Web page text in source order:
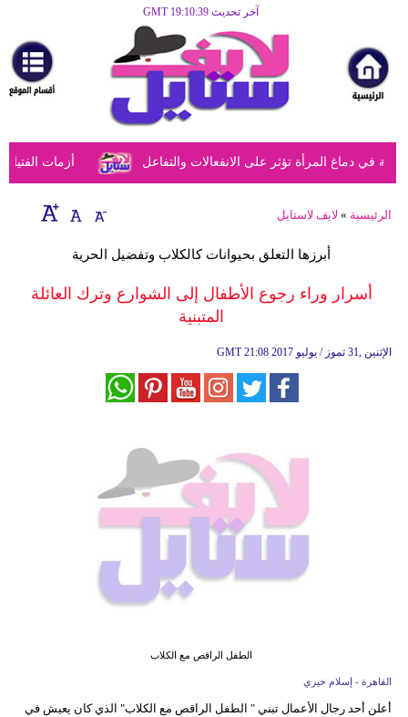
آخر تحديث GMT 19:10:39
مرأة
أزياء
أزياء
إسلامية
صحة
أزمات الفتيات دماغ المرأة تؤثر على الانفعالات والتفاعل
الرئيسية » لايف لاستايل
أبرزها التعلق بحيوانات كالكلاب وتفضيل الحرية
أسرار وراء رجوع الأطفال إلى الشوارع وترك العائلة
المتبنية
GMT 21:08 2017 الإثنين ,31 تموز / يوليو
الطفل الراقص مع الكلاب
القاهرة - إسلام خيري
أعلن أحد رجال الأعمال تبني " الطفل الراقص مع الكلاب" الذي كان يعيش في